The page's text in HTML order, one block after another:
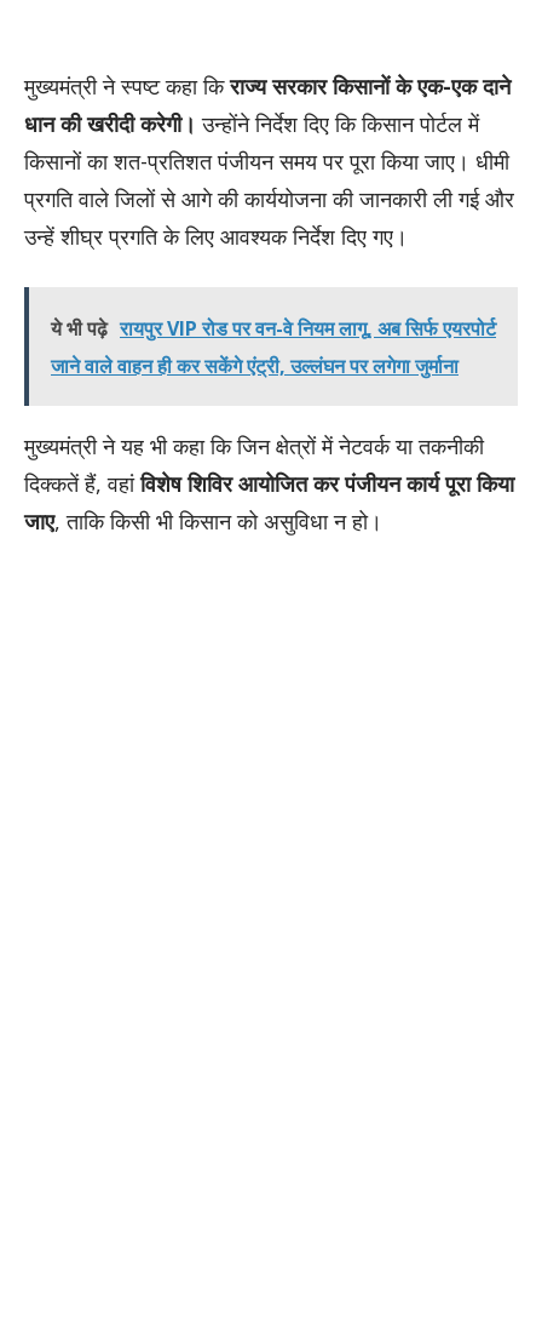
मुख्यमंत्री ने स्पष्ट कहा किराज्य सरकार किसानों के एक-एक दाने
धान की खरीदी करेगी। उन्होंने निर्देश दिए कि किसान पोर्टल में
किसानों का शत-प्रतिशत पंजीयन समय पर पूरा किया जाए। धीमी
प्रगति वाले जिलों से आगे की कार्ययोजना की जानकारी ली गई और
उन्हें शीघ्र प्रगति के लिए आवश्यक निर्देश दिए गए।
ये भी पढ़े रायपुर VIP रोड पर वन-वे नियम लागू, अब सिर्फ एयरपोर्ट
जाने वाले वाहन ही कर सकेंगे एंट्री, उल्लंघन पर लगेगा जुर्माना
मुख्यमंत्री ने यह भी कहा कि जिन क्षेत्रों में नेटवर्क या तकनीकी
दिक्कतें हैं, वहांविशेष शिविर आयोजित कर पंजीयन कार्य पूरा किया
जाए, ताकि किसी भी किसान को असुविधा न हो।